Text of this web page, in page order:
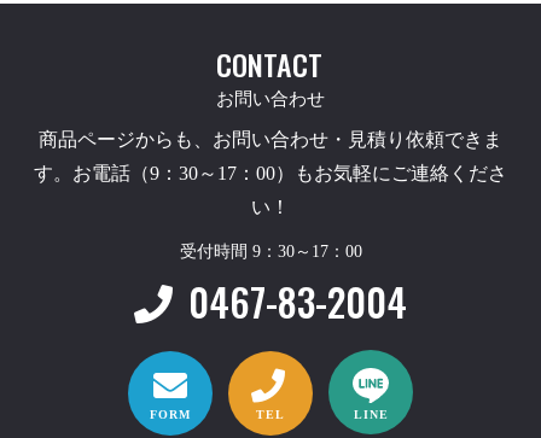
CONTACT
お問い合わせ
商品ページからも、お問い合わせ・見積り依頼できま
す。お電話（9：30～17：00）もお気軽にご連絡くださ
い！
受付時間 9：30～17：00
0467-83-2004
FORM TEL LINE